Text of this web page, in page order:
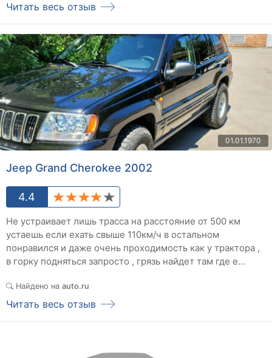
Читать весь отзыв
01.01.1970
Jeep Grand Cherokee 2002
4.4
Не устраивает лишь трасса на расстояние от 500 км
устаешь если ехать свыше 110км/ч в остальном
понравился и даже очень проходимость как у трактора ,
в горку подняться запросто , грязь найдет там где е...
Найдено на auto.ru
Читать весь отзыв